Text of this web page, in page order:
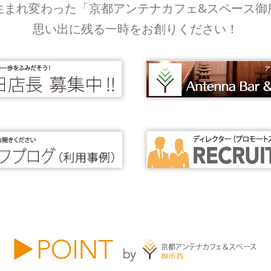
まれ変わった「京都アンテナカフェ&スペース御
思い出に残る一時をお創りください！